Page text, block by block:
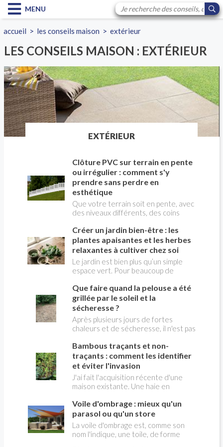
MENU
accueil > les conseils maison >extérieur
LES CONSEILS MAISON : EXTÉRIEUR
EXTÉRIEUR
Clôture PVC sur terrain en pente
ou irrégulier : comment s'y
prendre sans perdre en
esthétique
Que votre terrain soit en pente, avec
des niveaux différents, des coins
commun : découvrez comment poser
une clôture en PVC qui s'ajuste
parfaitement à votre espace. Nos
astuces vous aideront à garder un
rendu uniforme, résistant et
esthétique, sans que cela n'affecte la
beauté de votre extérieur.
Créer un jardin bien-être : les
plantes apaisantes et les herbes
relaxantes à cultiver chez soi
Le jardin est bien plus qu’un simple
espace vert. Pour beaucoup de
peut se détendre, ralentir le rythme
et se reconnecter avec la nature. En
choisissant les bonnes plantes, il est
possible de créer un véritable jardin
bien-être, rempli de parfums délicats
et d’arômes agréables qui invitent à la
relaxation. Les herbes aromatiques et
les plantes traditionnelles sont
particulièrement appréciées, car elles
embellissent le jardin tout en pouvant
être récoltées pour préparer des
infusions maison. Quelques
transformer un coin extérieur en un
espace dédié au calme et à la sérénité
Que faire quand la pelouse a été
grillée par le soleil et la
sécheresse ?
Après plusieurs jours de fortes
chaleurs et de sécheresse, il n'est pas
ou au brun. Ce spectacle peut sembler
inquiétant, mais il ne signifie pas
forcément que le gazon de la pelouse
est mort. Dans la plupart des cas,
l'herbe entre simplement en
dormance pour survivre au manque
d'eau. Cette réaction naturelle lui
permet de limiter sa consommation
d'énergie en attendant des
conditions plus favorables.
Bambous traçants et non-
traçants : comment les identifier
et éviter l'invasion
J'ai fait l'acquisition récente d'une
maison existante. Une haie en
questionnement. Il existe deux tailles
de bambous, on me dit que les les plus
grands sont des bambous "traçants" ;
• comment les identifier avec
certitude? • comment éradiquer les
Voile d'ombrage : mieux qu'un
parasol ou qu'un store
La voile d'ombrage est, comme son
nom l'indique, une toile, de forme